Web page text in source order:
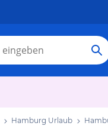
Hamburg Urlaub